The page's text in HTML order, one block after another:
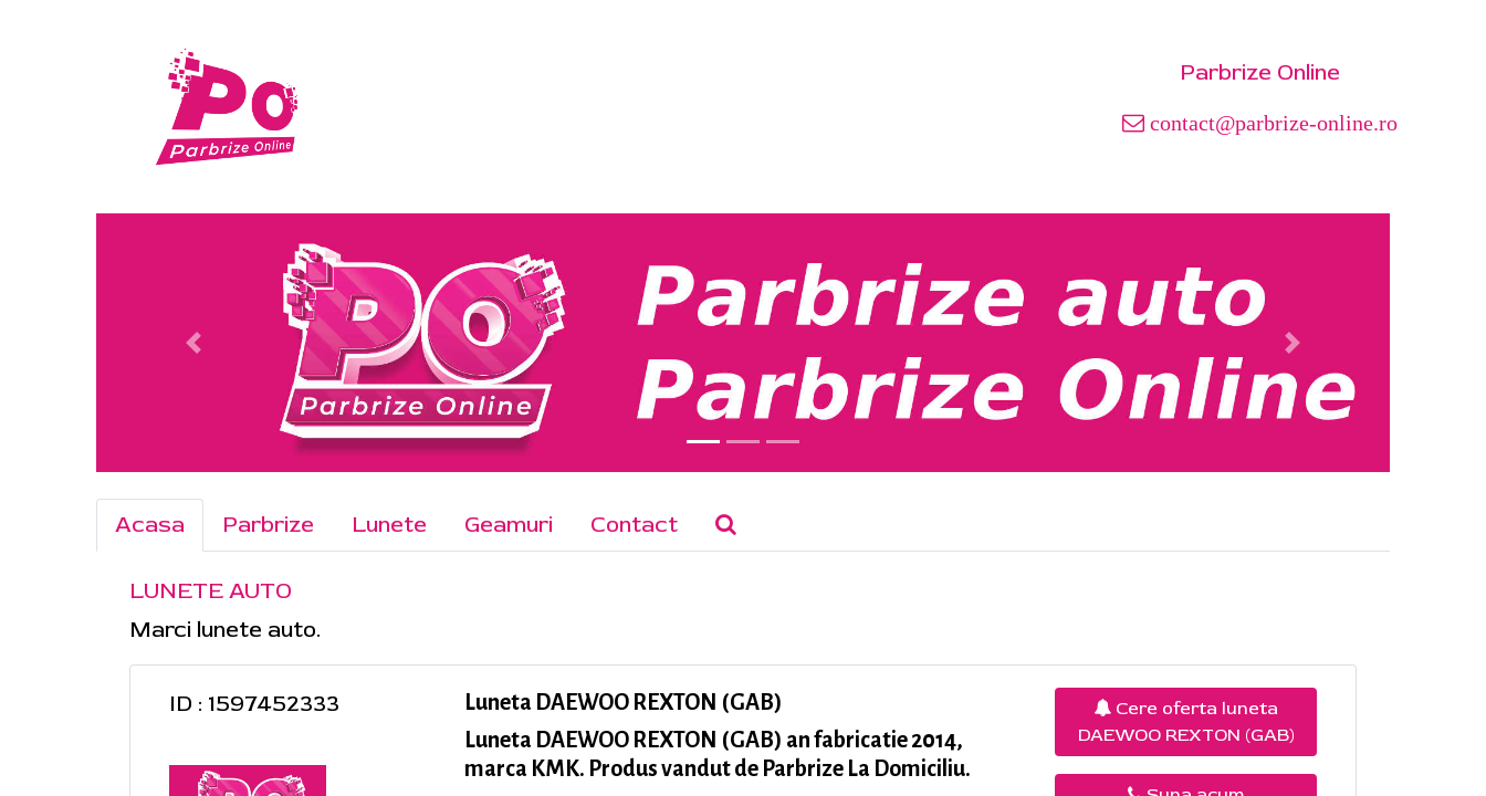
Parbrize Online
contact@parbrize-online.ro
Acasa Parbrize Lunete Geamuri Contact
LUNETE AUTO
Marci lunete auto.
ID : 1597452333
Luneta DAEWOO REXTON (GAB)
Luneta DAEWOO REXTON (GAB) an fabricatie 2014,
marca KMK. Produs vandut de Parbrize La Domiciliu.
Cere oferta luneta
DAEWOO REXTON (GAB)